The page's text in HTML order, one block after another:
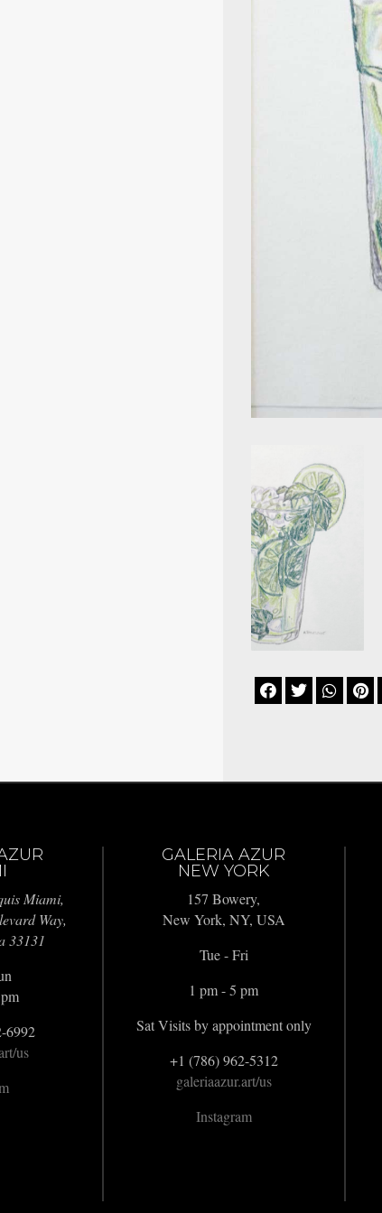
   
Miami,
Way,
33131
6992
us
GALERIA AZUR
NEW YORK
157 Bowery,
New York, NY, USA
Tue - Fri
1 pm - 5 pm
Sat Visits by appointment only
+1 (786) 962-5312
galeriaazur.art/us
Instagram